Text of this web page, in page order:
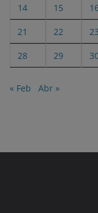
14 15
21 22 23
28 29
« Feb Abr »